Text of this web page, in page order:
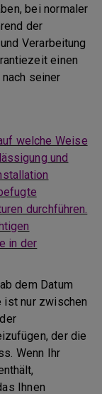
bei normaler
der
Verarbeitung
einen
seiner
welche Weise
und
durchführen.
in der
dem Datum
ist nur zwischen
der die
Wenn Ihr
Ihnen